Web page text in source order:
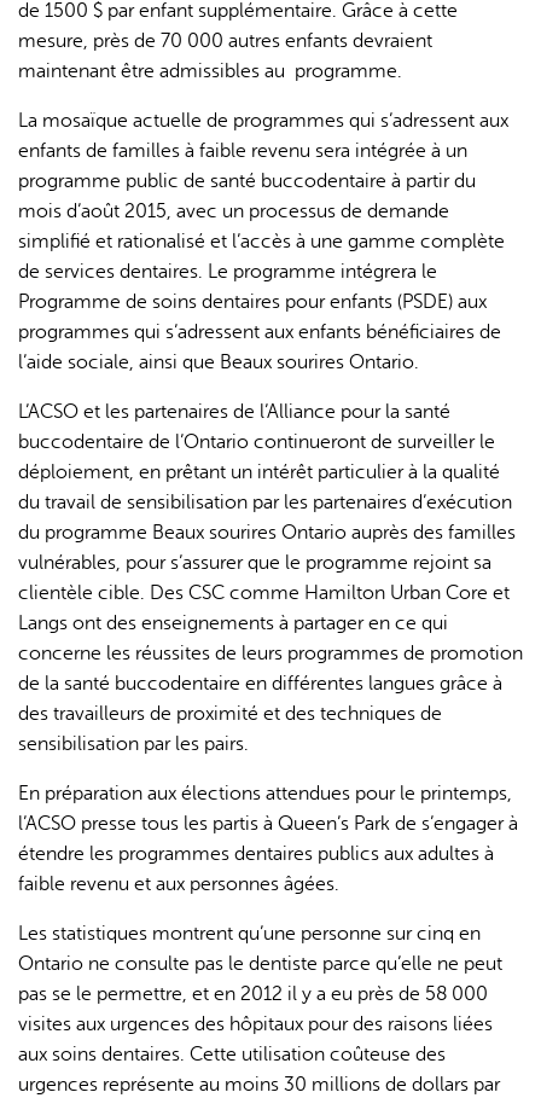
de 1500 $ par enfant supplémentaire. Grâce à cette
mesure, près de 70 000 autres enfants devraient
maintenant être admissibles au programme.
La mosaïque actuelle de programmes qui s’adressent aux
enfants de familles à faible revenu sera intégrée à un
programme public de santé buccodentaire à partir du
mois d’août 2015, avec un processus de demande
simplifié et rationalisé et l’accès à une gamme complète
de services dentaires. Le programme intégrera le
Programme de soins dentaires pour enfants (PSDE) aux
programmes qui s’adressent aux enfants bénéficiaires de
l’aide sociale, ainsi que Beaux sourires Ontario.
L’ACSO et les partenaires de l’Alliance pour la santé
buccodentaire de l’Ontario continueront de surveiller le
déploiement, en prêtant un intérêt particulier à la qualité
du travail de sensibilisation par les partenaires d’exécution
du programme Beaux sourires Ontario auprès des familles
vulnérables, pour s’assurer que le programme rejoint sa
clientèle cible. Des CSC comme Hamilton Urban Core et
Langs ont des enseignements à partager en ce qui
concerne les réussites de leurs programmes de promotion
de la santé buccodentaire en différentes langues grâce à
des travailleurs de proximité et des techniques de
sensibilisation par les pairs.
En préparation aux élections attendues pour le printemps,
l’ACSO presse tous les partis à Queen’s Park de s’engager à
étendre les programmes dentaires publics aux adultes à
faible revenu et aux personnes âgées.
Les statistiques montrent qu’une personne sur cinq en
Ontario ne consulte pas le dentiste parce qu’elle ne peut
pas se le permettre, et en 2012 il y a eu près de 58 000
visites aux urgences des hôpitaux pour des raisons liées
aux soins dentaires. Cette utilisation coûteuse des
urgences représente au moins 30 millions de dollars par